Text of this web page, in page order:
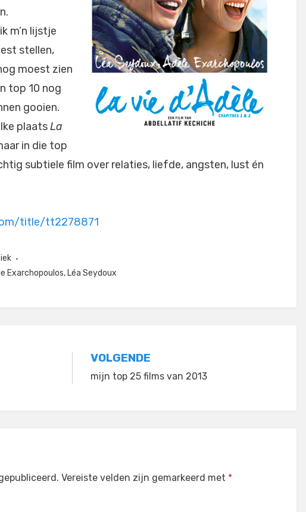
m’n lijstje
stellen,
moest zien
top 10 nog
gooien.
plaatsLa
in die top
subtiele film over relaties, liefde, angsten, lust én
title/tt2278871
Exarchopoulos, Léa Seydoux
VOLGENDE
mijn top 25 films van 2013
Vereiste velden zijn gemarkeerd met *